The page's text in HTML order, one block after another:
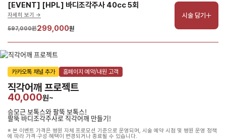
[EVENT] [HPL] 바디조각주사 40cc 5회
자세히 보기 ->
597,000원299,000원
시술 담기
카카오톡 채널 추가 홈페이지 예약/내원 고객
직각어깨 프로젝트
40,000원~
승모근 보톡스와 팔뚝 보톡스!
팔뚝 바디조각주사로 직각어깨 만들기!
※ 본 이벤트 가격은 병원 자체 프로모션 기준으로 운영되며, 시술 예약 시점 및 병원 운영 정책
에 따라 가격·구성·혜택이 변경되거나 종료될 수 있습니다.